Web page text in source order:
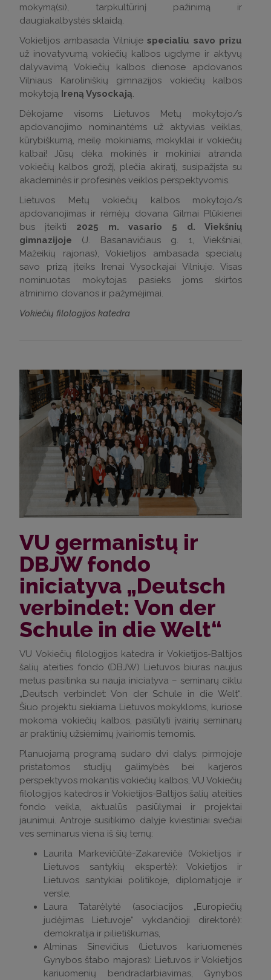
mokymą(si), tarpkultūrinį pažinimą ir
daugiakalbystės sklaidą.
Vokietijos ambasada Vilniujespecialiu savo prizu
už inovatyvumą vokiečių kalbos ugdyme ir aktyvų
dalyvavimą Vokiečių kalbos dienose apdovanos
Vilniaus Karoliniškių gimnazijos vokiečių kalbos
mokytoją Ireną Vysockają.
Dėkojame visoms Lietuvos Metų mokytojo/s
apdovanojimo nominantėms už aktyvias veiklas,
kūrybiškumą, meilę mokiniams, mokyklai ir vokiečių
kalbai! Jūsų dėka mokinės ir mokiniai atranda
vokiečių kalbos grožį, plečia akiratį, susipažįsta su
akademinės ir profesinės veiklos perspektyvomis.
Lietuvos Metų vokiečių kalbos mokytojo/s
apdovanojimas ir rėmėjų dovana Gilmai Plūkienei
bus įteikti 2025 m. vasario 5 d. Viekšnių
gimnazijoje (J. Basanavičiaus g. 1, Viekšniai,
Mažeikių rajonas), Vokietijos ambasada specialų
savo prizą įteiks Irenai Vysockajai Vilniuje. Visas
nominuotas mokytojas pasieks joms skirtos
atminimo dovanos ir pažymėjimai.
Vokiečių filologijos katedra
VU germanistų ir
DBJW fondo
iniciatyva „Deutsch
verbindet: Von der
Schule in die Welt“
VU Vokiečių filologijos katedra ir Vokietijos-Baltijos
šalių ateities fondo (DBJW) Lietuvos biuras naujus
metus pasitinka su nauja iniciatyva – seminarų ciklu
„Deutsch verbindet: Von der Schule in die Welt“.
Šiuo projektu siekiama Lietuvos mokykloms, kuriose
mokoma vokiečių kalbos, pasiūlyti įvairių seminarų
ar praktinių užsiėmimų įvairiomis temomis.
Planuojamą programą sudaro dvi dalys: pirmojoje
pristatomos studijų galimybės bei karjeros
perspektyvos mokantis vokiečių kalbos, VU Vokiečių
filologijos katedros ir Vokietijos-Baltijos šalių ateities
fondo veikla, aktualūs pasiūlymai ir projektai
jaunimui. Antroje susitikimo dalyje kviestiniai svečiai
ves seminarus viena iš šių temų:
Laurita Markevičiūtė-Zakarevičė (Vokietijos ir
Lietuvos santykių ekspertė): Vokietijos ir
Lietuvos santykiai politikoje, diplomatijoje ir
versle,
Laura Tatarėlytė (asociacijos „Europiečių
judėjimas Lietuvoje“ vykdančioji direktorė):
demokratija ir pilietiškumas,
Alminas Sinevičius (Lietuvos kariuomenės
Gynybos štabo majoras): Lietuvos ir Vokietijos
kariuomenių bendradarbiavimas, Gynybos